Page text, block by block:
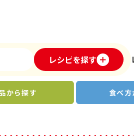
レシピを探す
から探す 食べ方